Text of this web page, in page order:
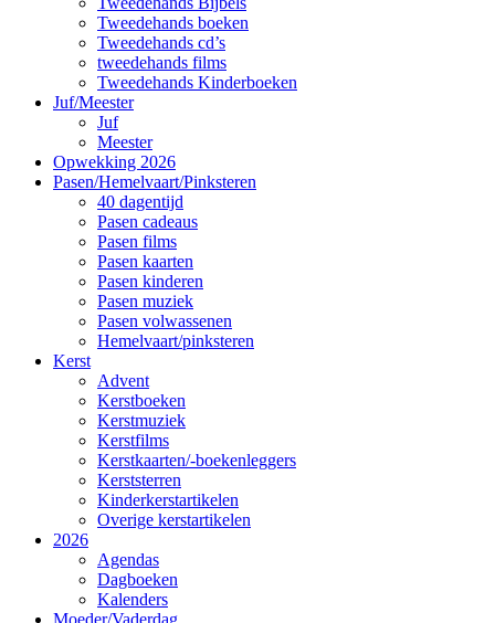
Tweedehands boeken
Tweedehands cd’s
tweedehands films
Tweedehands Kinderboeken
Juf/Meester
Juf
Meester
Opwekking 2026
Pasen/Hemelvaart/Pinksteren
40 dagentijd
Pasen cadeaus
Pasen films
Pasen kaarten
Pasen kinderen
Pasen muziek
Pasen volwassenen
Hemelvaart/pinksteren
Kerst
Advent
Kerstboeken
Kerstmuziek
Kerstfilms
Kerstkaarten/-boekenleggers
Kerststerren
Kinderkerstartikelen
Overige kerstartikelen
2026
Agendas
Dagboeken
Kalenders
Moeder/Vaderdag